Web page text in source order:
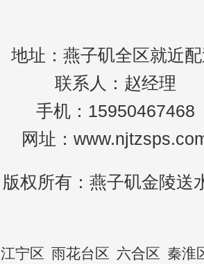
地址：燕子矶全区就近
联系人：赵经理
手机：15950467468
网址：
版权所有：燕子矶金陵送
江宁区 雨花台区 六合区 秦淮